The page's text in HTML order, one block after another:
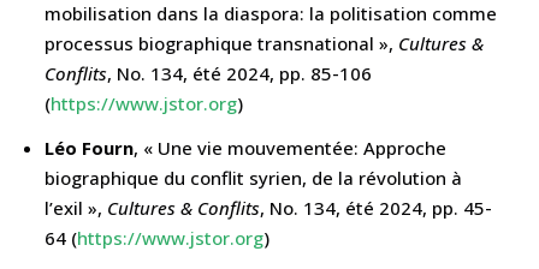
mobilisation dans la diaspora: la politisation comme
processus biographique transnational », Cultures &
Conflits, No. 134, été 2024, pp. 85-106
(https://www.jstor.org)
Léo Fourn, « Une vie mouvementée: Approche
biographique du conflit syrien, de la révolution à
l’exil », Cultures & Conflits, No. 134, été 2024, pp. 45-
64 (https://www.jstor.org)